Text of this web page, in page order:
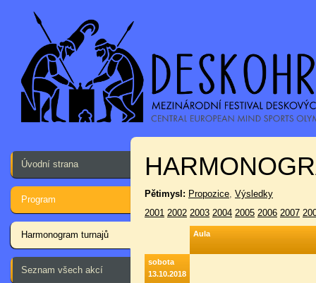
Úvodní strana
Program
Harmonogram turnajů
Seznam všech akcí
Pětimysl: Propozice, Výsledky
2001 2002 2003 2004 2005 2006 2007
Aula
sobota
13.10.2018